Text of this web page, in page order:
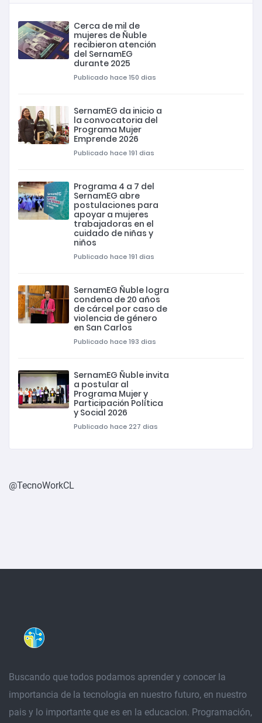
Cerca de mil de
mujeres de Ñuble
recibieron atención
del SernamEG
durante 2025
Publicado hace 150 dias
SernamEG da inicio a
la convocatoria del
Programa Mujer
Emprende 2026
Publicado hace 191 dias
Programa 4 a 7 del
SernamEG abre
postulaciones para
apoyar a mujeres
trabajadoras en el
cuidado de niñas y
niños
Publicado hace 191 dias
SernamEG Ñuble logra
condena de 20 años
de cárcel por caso de
violencia de género
en San Carlos
Publicado hace 193 dias
SernamEG Ñuble invita
a postular al
Programa Mujer y
Participación Política
y Social 2026
Publicado hace 227 dias
@TecnoWorkCL
Buscando que todos podamos aprender y conocer la
importancia de la tecnologia en nuestro futuro, en nuestro
pais y lo importante que es en la educacion. Programación,